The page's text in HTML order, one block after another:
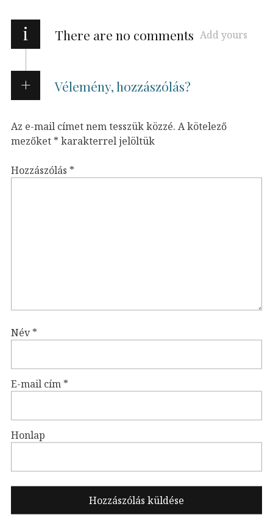
i There are no comments Add yours
Vélemény, hozzászólás?
Az e-mail címet nem tesszük közzé. A kötelező
mezőket * karakterrel jelöltük
Hozzászólás *
Név*
E-mail cím *
Honlap